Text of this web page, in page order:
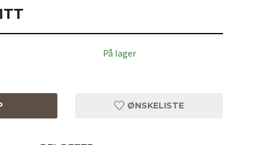
På lager
ØNSKELISTE